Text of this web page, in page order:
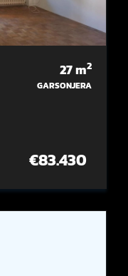
27m2
GARSONJERA
€83.430